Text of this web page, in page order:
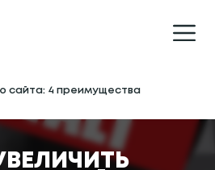
сайта: 4 преимущества